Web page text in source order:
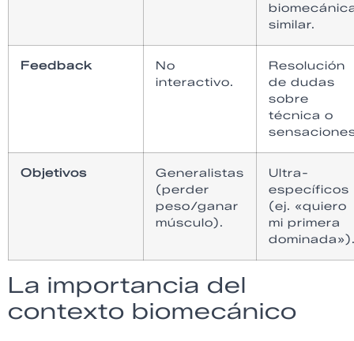
similar.
Feedback
No
interactivo.
Resolución
de dudas
sobre
técnica o
Objetivos
Generalistas
(perder
peso/ganar
músculo).
Ultra-
específicos
(ej. «quiero
mi primera
La importancia del
contexto biomecánico